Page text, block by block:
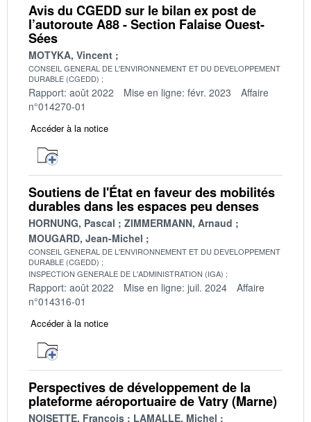
Avis du CGEDD sur le bilan ex post de
l’autoroute A88 - Section Falaise Ouest-
Sées
MOTYKA, Vincent
CONSEIL GENERAL DE L'ENVIRONNEMENT ET DU DEVELOPPEMENT
DURABLE (CGEDD)
Rapport: août 2022 Mise en ligne: févr. 2023
Affaire
n°014270-01
Accéder à la notice
Soutiens de l'État en faveur des mobilités
durables dans les espaces peu denses
HORNUNG, Pascal
ZIMMERMANN, Arnaud
MOUGARD, Jean-Michel
CONSEIL GENERAL DE L'ENVIRONNEMENT ET DU DEVELOPPEMENT
DURABLE (CGEDD)
INSPECTION GENERALE DE L'ADMINISTRATION (IGA)
Rapport: août 2022 Mise en ligne: juil. 2024
Affaire
n°014316-01
Accéder à la notice
Perspectives de développement de la
plateforme aéroportuaire de Vatry (Marne)
NOISETTE, François LAMALLE, Michel